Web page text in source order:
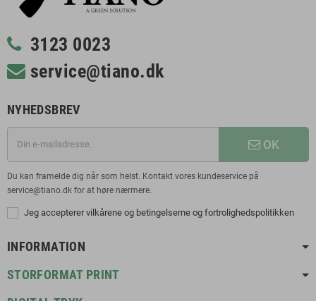
3123 0023
service@tiano.dk
NYHEDSBREV
OK
Du kan framelde dig når som helst. Kontakt vores kundeservice på
service@tiano.dk for at høre nærmere.
Jeg accepterer vilkårene og betingelserne og fortrolighedspolitikken
INFORMATION
STORFORMAT PRINT